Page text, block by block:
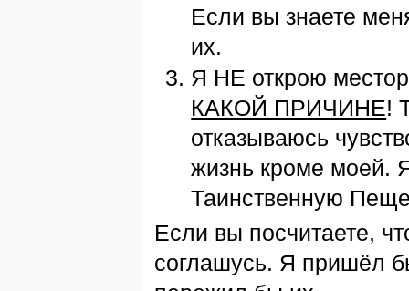
Если вы знаете
их.
Я НЕ открою
КАКОЙ ПРИЧИНЕ!
отказываюсь
жизнь кроме моей.
Таинственную
Если вы посчитаете,
соглашусь. Я пришёл